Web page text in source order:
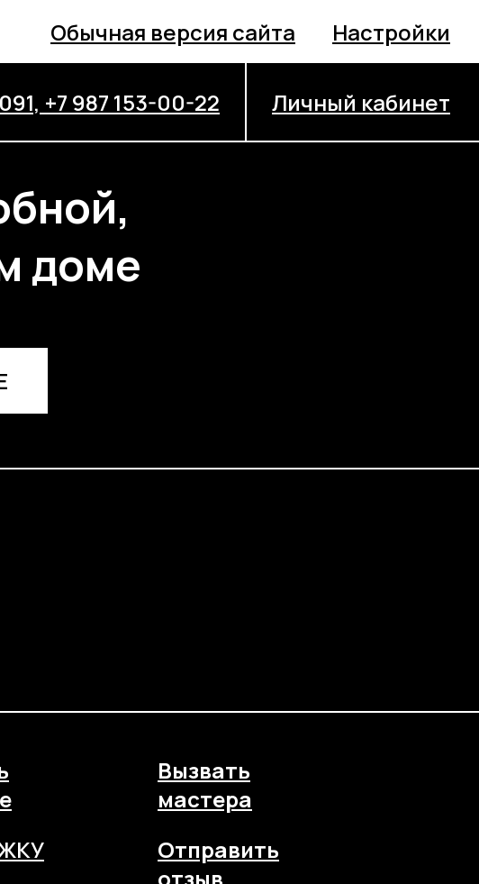
Обычная версия сайта Настройки
+7 987 153-00-22 Личный кабинет
доме
Вызвать
мастера
Отправить